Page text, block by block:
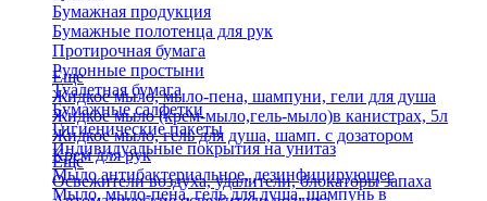
Бумажная продукция
Бумажные полотенца для рук
Протирочная бумага
Рулонные простыни
Туалетная бумага
Бумажные салфетки
Гигиенические пакеты
Индивидуальные покрытия на унитаз
Еще
Жидкое мыло, мыло-пена, шампуни, гели для душа
Жидкое мыло (крем-мыло,гель-мыло)в канистрах, 5л
Жидкое мыло, гель для душа, шамп. с дозатором
Крем для рук
Мыло антибактериальное, дезинфицирующее
Мыло, мыло-пена, гель для душа, шампунь в
Еще
Освежители воздуха, удалители, блокаторы запаха